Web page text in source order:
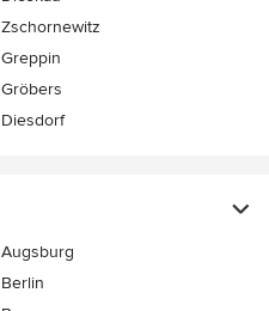
Zschornewitz
Greppin
Gröbers
Diesdorf
Augsburg
Berlin